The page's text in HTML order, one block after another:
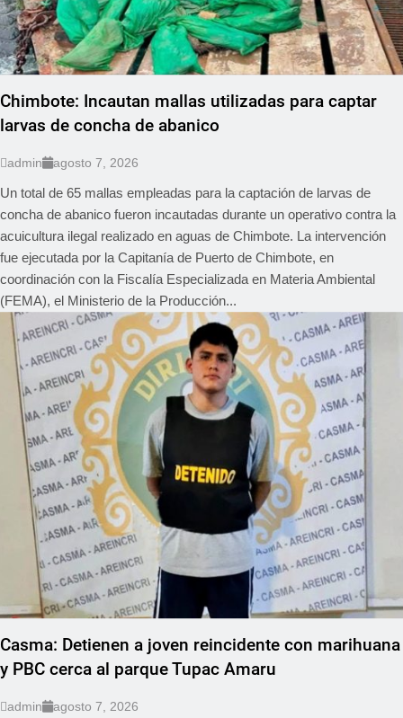
Chimbote: Incautan mallas utilizadas para captar
larvas de concha de abanico
admin agosto 7, 2026
Un total de 65 mallas empleadas para la captación de larvas de
concha de abanico fueron incautadas durante un operativo contra la
acuicultura ilegal realizado en aguas de Chimbote. La intervención
fue ejecutada por la Capitanía de Puerto de Chimbote, en
coordinación con la Fiscalía Especializada en Materia Ambiental
(FEMA), el Ministerio de la Producción...
REGIONAL
Casma: Detienen a joven reincidente con marihuana
y PBC cerca al parque Tupac Amaru
admin agosto 7, 2026